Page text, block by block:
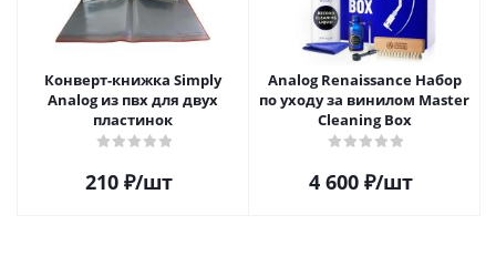
Конверт-книжка Simply
Analog из пвх для двух
пластинок
210 ₽/шт
Analog Renaissance Набор
по уходу за винилом Master
Cleaning Box
4 600₽/шт